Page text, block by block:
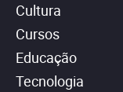
Cultura
Cursos
Educação
Tecnologia